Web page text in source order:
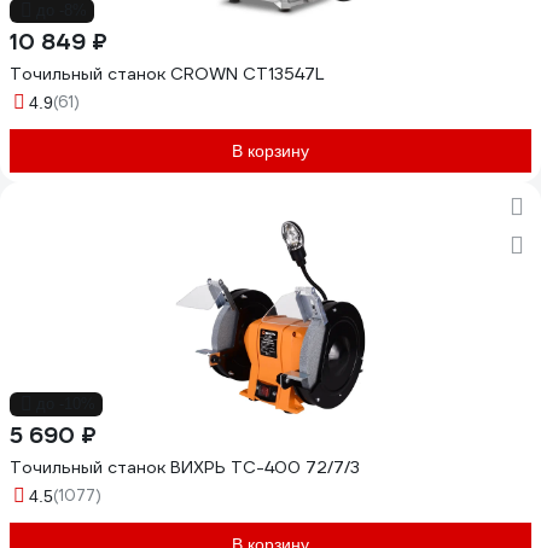
10 849 ₽
Точильный станок CROWN CT13547L
4.9(61)
В корзину
5 690 ₽
Точильный станок ВИХРЬ ТС-400 72/7/3
4.5(1077)